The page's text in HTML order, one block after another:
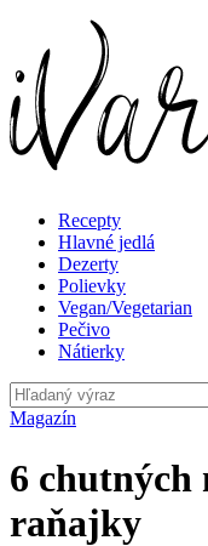
Recepty
Hlavné jedlá
Dezerty
Polievky
Vegan/Vegetarian
Pečivo
Nátierky
Magazín
6 chutných
raňajky